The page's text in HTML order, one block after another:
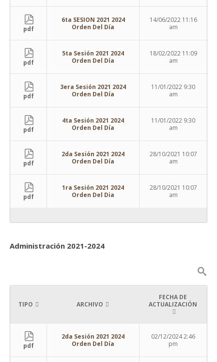
pdf
6ta SESION 2021 2024
Orden Del Día
14/06/2022 11:16
am
pdf
5ta Sesión 2021 2024
Orden Del Día
18/02/2022 11:09
am
pdf
3era Sesión 2021 2024
Orden Del Día
11/01/2022 9:30
am
pdf
4ta Sesión 2021 2024
Orden Del Día
11/01/2022 9:30
am
pdf
2da Sesión 2021 2024
Orden Del Día
28/10/2021 10:07
am
pdf
1ra Sesión 2021 2024
Orden Del Dia
28/10/2021 10:07
am
Administración 2021-2024
TIPO ARCHIVO
FECHA DE
ACTUALIZACIÓN
pdf
2da Sesión 2021 2024
Orden Del Día
02/12/2024 2:46
pm